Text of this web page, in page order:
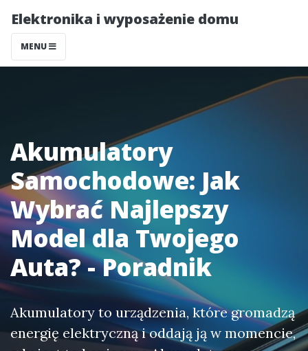
Elektronika i wyposażenie domu
MENU
Akumulatory
Samochodowe: Jak
Wybrać Najlepszy
Model dla Twojego
Auta? - Poradnik
Akumulatory to urządzenia, które gromadzą
energię elektryczną i oddają ją w momencie,